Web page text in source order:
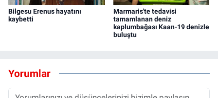
Bilgesu Erenus hayatını
kaybetti
Marmaris'te tedavisi
tamamlanan deniz
kaplumbağası Kaan-19 denizle
buluştu
Yorumlar